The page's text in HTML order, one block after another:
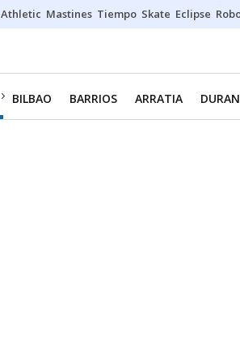
Athletic Mastines Tiempo Skate Eclipse
BILBAO BARRIOS ARRATIA